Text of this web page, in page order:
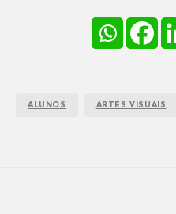
ALUNOS ARTES VISUAIS